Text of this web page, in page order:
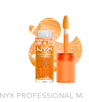
NYX PROFESSIONAL